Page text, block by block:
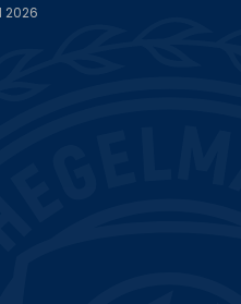
2026